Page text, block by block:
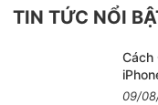
TIN TỨC NỔI
Cách
Liệu
09/